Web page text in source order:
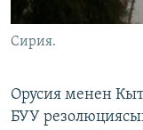
ЭЕ/АРнун
Сирия.
Орусия менен
БУУ